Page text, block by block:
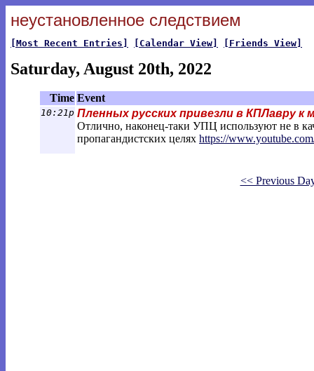
неустановленное следствием
[Most Recent Entries] [Calendar View] [Friends View]
Saturday, August 20th, 2022
Time Event
10:21p Пленных русских привезли в КПЛавру
Отлично, наконец-таки УПЦ используют не в
пропагандистских целях https://
<< Previous